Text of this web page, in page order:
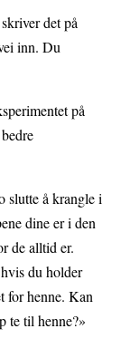
det på
inn. Du
på
slutte å krangle i
dine er i den
de alltid er.
du holder
for henne. Kan
te til henne?»